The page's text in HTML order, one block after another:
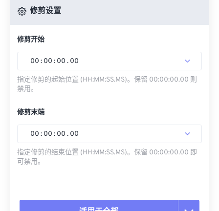
修剪设置
修剪开始
00 : 00 : 00 . 00
指定修剪的起始位置 (HH:MM:SS.MS)。保留 00:00:00.00 则
禁用。
修剪末端
00 : 00 : 00 . 00
指定修剪的结束位置 (HH:MM:SS.MS)。保留 00:00:00.00 即
可禁用。